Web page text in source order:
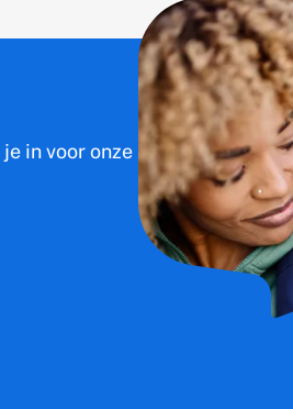
in voor onze nieuwsbrief!